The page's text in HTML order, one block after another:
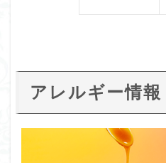
アレルギー情報